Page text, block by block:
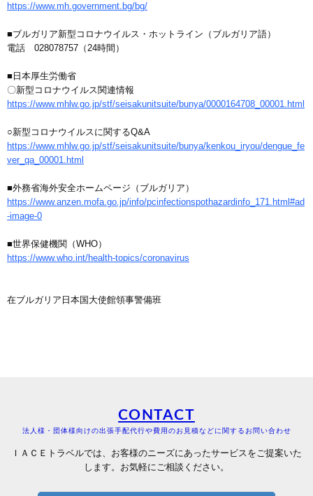
https://www.mh.government.bg/bg/
■ブルガリア新型コロナウイルス・ホットライン（ブルガリア語）
電話 028078757（24時間）
■日本厚生労働省
〇新型コロナウイルス関連情報
https://www.mhlw.go.jp/stf/seisakunitsuite/bunya/0000164708_00001.html
○新型コロナウイルスに関するQ&A
https://www.mhlw.go.jp/stf/seisakunitsuite/bunya/kenkou_iryou/dengue_fe
ver_qa_00001.html
■外務省海外安全ホームページ（ブルガリア）
https://www.anzen.mofa.go.jp/info/pcinfectionspothazardinfo_171.html#ad
-image-0
■世界保健機関（WHO）
https://www.who.int/health-topics/coronavirus
在ブルガリア日本国大使館領事警備班
CONTACT
法人様・団体様向けの出張手配代行や費用のお見積などに関するお問い合わせ
ＩＡＣＥトラベルでは、お客様のニーズにあったサービスをご提案いた
します。お気軽にご相談ください。